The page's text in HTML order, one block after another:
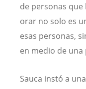
de personas que
orar no solo es
esas personas,
en medio de una
Sauca instó a